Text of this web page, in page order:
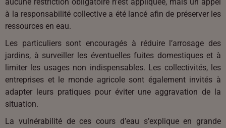
aucune restriction obligatoire n’est appliquée, mais un appel
à la responsabilité collective a été lancé afin de préserver les
ressources en eau.
Les particuliers sont encouragés à réduire l’arrosage des
jardins, à surveiller les éventuelles fuites domestiques et à
limiter les usages non indispensables. Les collectivités, les
entreprises et le monde agricole sont également invités à
adapter leurs pratiques pour éviter une aggravation de la
situation.
La vulnérabilité de ces cours d’eau s’explique en grande